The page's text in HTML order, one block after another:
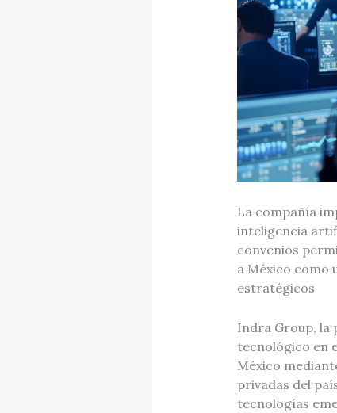
La compañía
inteligencia
convenios
a México como
estratégicos
Indra Group, la
tecnológico en
México
privadas del
tecnologías